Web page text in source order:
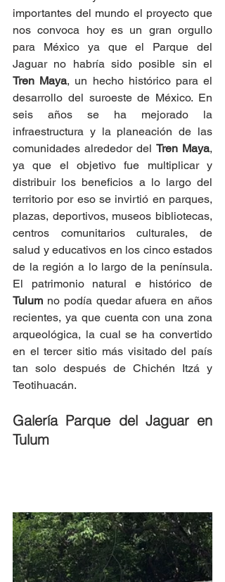
importantes del mundo el proyecto que
nos convoca hoy es un gran orgullo
para México ya que el Parque del
Tren Maya, un hecho histórico para el
desarrollo del suroeste de México. En
seis años se ha mejorado la
infraestructura y la planeación de las
comunidades alrededor del Tren Maya,
ya que el objetivo fue multiplicar y
distribuir los beneficios a lo largo del
territorio por eso se invirtió en parques,
plazas, deportivos, museos bibliotecas,
centros comunitarios culturales, de
salud y educativos en los cinco estados
de la región a lo largo de la península.
Tulum no podía quedar afuera en años
recientes, ya que cuenta con una zona
arqueológica, la cual se ha convertido
en el tercer sitio más visitado del país
tan solo después de Chichén Itzá y
Teotihuacán.
Galería Parque del Jaguar en
Tulum